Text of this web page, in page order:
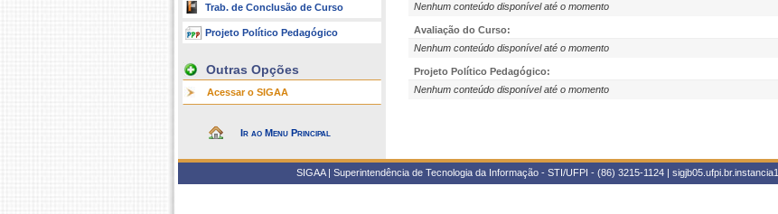
Trab. de Conclusão de Curso
Projeto Político Pedagógico
Outras Opções
Acessar o SIGAA
Ir ao Menu Principal
Nenhum conteúdo disponível até o momento
Avaliação do Curso:
Nenhum conteúdo disponível até o momento
Projeto Político Pedagógico:
Nenhum conteúdo disponível até o momento
SIGAA | Superintendência de Tecnologia da Informação - STI/UFPI - (86) 3215-1124 | sigjb05.ufpi.br.instancia1